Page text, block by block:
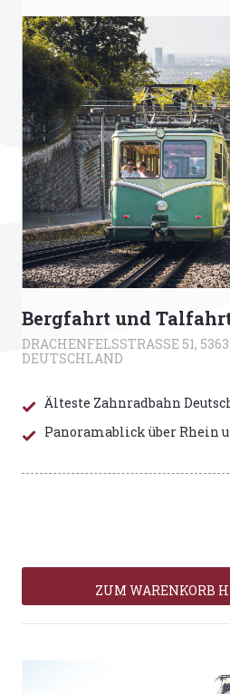
Bergfahrt und
DRACHENFELSSTRASSE 51,
EUTSCHLAND
Älteste Zahnradbahn
Panoramablick über Rhein
ZUM WARENKORB